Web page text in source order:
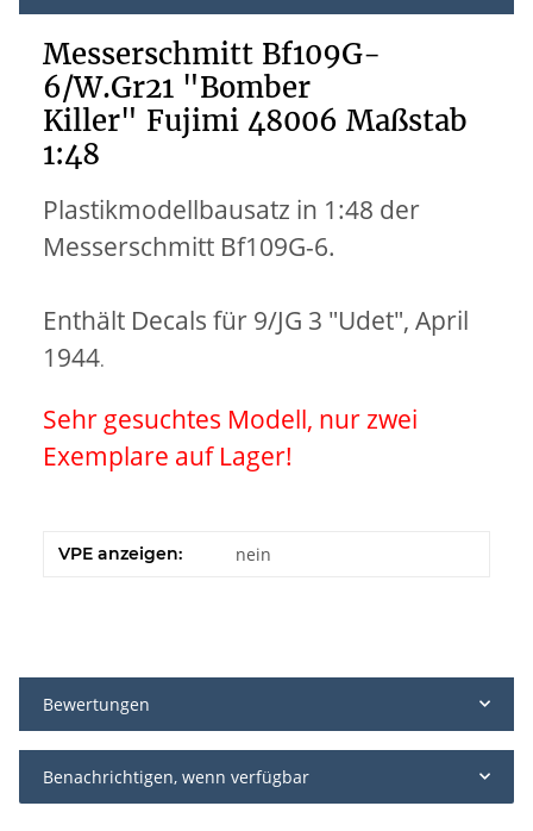
Messerschmitt Bf109G-
6/W.Gr21 "Bomber
Killer" Fujimi 48006 Maßstab
1:48
Plastikmodellbausatz in 1:48 der
Messerschmitt Bf109G-6.
Enthält Decals für 9/JG 3 "Udet", April
1944.
Sehr gesuchtes Modell, nur zwei
Exemplare auf Lager!
VPE anzeigen: nein
Bewertungen
Benachrichtigen, wenn verfügbar